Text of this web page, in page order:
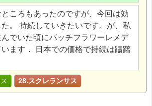
ころもあったのですが、今回は効
。 持続していきたいです。が、私
でいた頃にパッチフラワーレメデ
ます． 日本での価格で持続は躊躇
28.スクレランサス